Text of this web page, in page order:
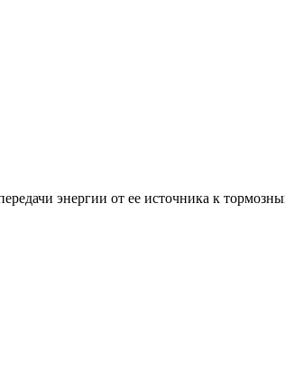
энергии от ее источника к